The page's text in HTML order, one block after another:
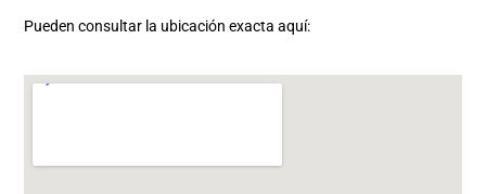
Pueden consultar la ubicación exacta aquí: